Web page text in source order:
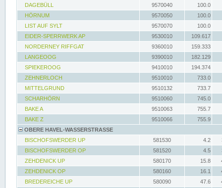
DAGEBÜLL 9570040
100.0
HÖRNUM
9570050
100.0
LIST AUF SYLT
9570070
100.0
EIDER-SPERRWERK AP
9530010
109.617
NORDERNEY RIFFGAT
9360010
159.333
LANGEOOG
9390010
182.129
SPIEKEROOG
9410010
194.374
ZEHNERLOCH
9510010
733.0
MITTELGRUND
9510132
733.7
SCHARHÖRN
9510060
745.0
BAKE A
9510063
755.7
BAKE Z
9510066
755.9
OBERE HAVEL-WASSERSTRASSE
BISCHOFSWERDER UP
581530 4.2
BISCHOFSWERDER OP
581520 4.5
ZEHDENICK UP
580170 15.8
ZEHDENICK OP
580160 16.1
BREDEREICHE UP
580090 47.6